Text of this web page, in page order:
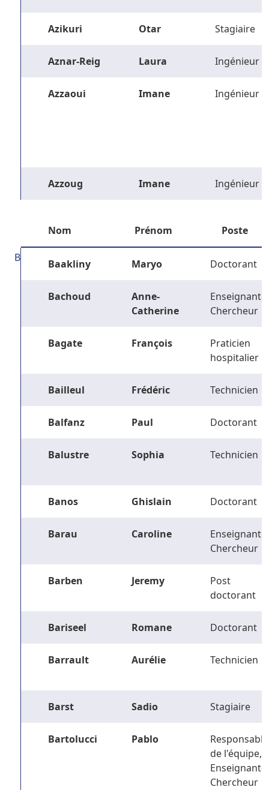
Azikuri Otar Stagiaire
Aznar-Reig Laura Ingénieur
Azzaoui Imane Ingénieur
Azzoug Imane Ingénieur
Nom Prénom Poste
B Baakliny Maryo Doctorant
Bachoud
Anne-
Catherine
Enseignant-
Chercheur
Bagate François
Praticien
hospitalier
Bailleul Frédéric Technicien
Balfanz Paul Doctorant
Balustre Sophia Technicien
Banos Ghislain Doctorant
Barau Caroline
Enseignant-
Chercheur
Barben Jeremy
Post
doctorant
Bariseel Romane Doctorant
Barrault Aurélie Technicien
Barst Sadio Stagiaire
Bartolucci Pablo
Responsable
de l'équipe,
Enseignant-
Chercheur